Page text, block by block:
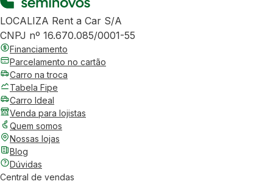
LOCALIZA Rent a Car S/A
CNPJ nº 16.670.085/0001-55
Financiamento
Parcelamento no cartão
Carro na troca
Tabela Fipe
Carro Ideal
Venda para lojistas
Quem somos
Nossas lojas
Blog
Dúvidas
Central de vendas